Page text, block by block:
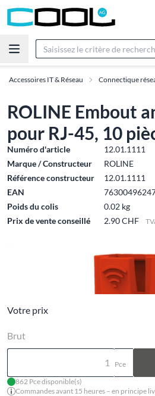
Accessoires IT & Réseau Connectique
ROLINE Embout
pour RJ-45, 10
Numéro d'article
12.01.1111
Marque / Constructeur
ROLINE
Référence constructeur
12.01.1111
EAN
Poids du colis
0.02 kg
Prix de vente conseillé
2.90 CHF
Votre prix
Brut
Pce
862 Pce disponible(s)
Commandes avant 15 heures – en principe